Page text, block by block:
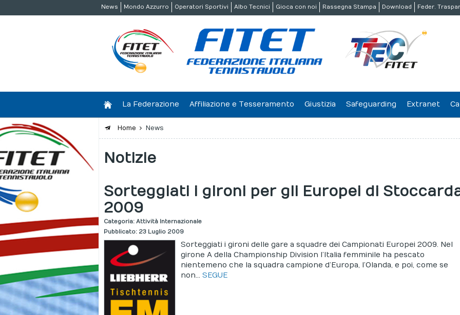
News Mondo Azzurro Operatori Sportivi Albo Tecnici Gioca con noi Rassegna Stampa Download Feder.
La Federazione Affiliazione e Tesseramento Giustizia Safeguarding Extranet
Home News
Notizie
Sorteggiati i gironi per gli Europei di
2009
Categoria:Attività Internazionale
Pubblicato: 23 Luglio 2009
Sorteggiati i gironi delle gare a squadre dei Campionati Europei 2009. Nel
girone A della Championship Division l’Italia femminile ha pescato
nientemeno che la squadra campione d’Europa, l’Olanda, e poi, come se
non...SEGUE